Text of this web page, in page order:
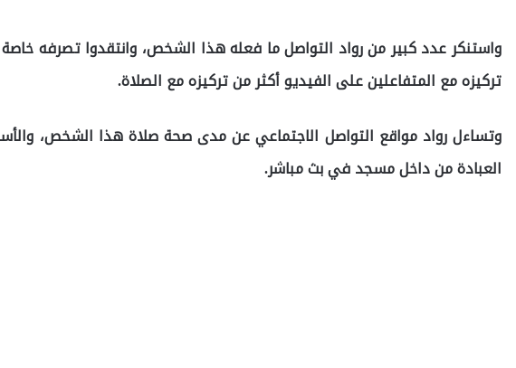
واستنكر عدد كبير من رواد التواصل ما فعله هذا الشخص، وانتقدوا تصرفه
تركيزه مع المتفاعلين على الفيديو أكثر من تركيزه مع الصلاة.
وتساءل رواد مواقع التواصل الاجتماعي عن مدى صحة صلاة هذا الشخص،
العبادة من داخل مسجد في بث مباشر.